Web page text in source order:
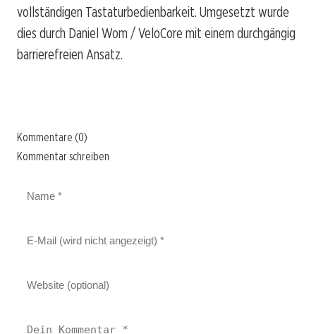
vollständigen Tastaturbedienbarkeit. Umgesetzt wurde
dies durch Daniel Wom / VeloCore mit einem durchgängig
barrierefreien Ansatz.
Kommentare (0)
Kommentar schreiben